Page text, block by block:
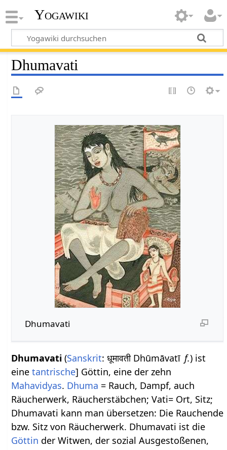
Yogawiki
Dhumavati
Dhumavati
Dhumavati (Sanskrit: धूमावती Dhūmāvatīf.) ist
einetantrische] Göttin, eine der zehn
Mahavidyas. Dhuma = Rauch, Dampf, auch
Räucherwerk, Räucherstäbchen; Vati= Ort, Sitz;
Dhumavati kann man übersetzen: Die Rauchende
bzw. Sitz von Räucherwerk. Dhumavati ist die
Göttin der Witwen, der sozial Ausgestoßenen,